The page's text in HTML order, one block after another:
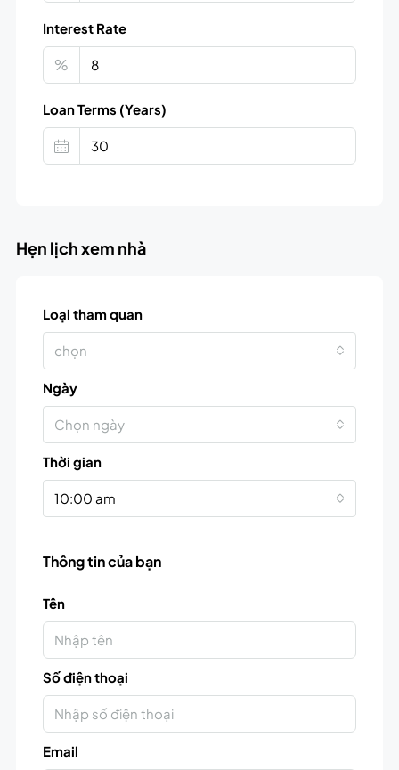
Interest Rate
%
Loan Terms (Years)
Hẹn lịch xem nhà
Loại tham quan
chọn
Ngày
Chọn ngày
Thời gian
10:00 am
Thông tin của bạn
Tên
Số điện thoại
Email